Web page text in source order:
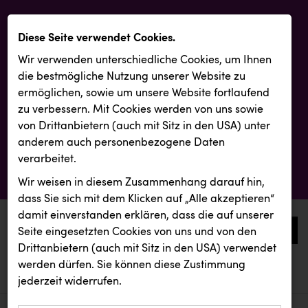
0
aktuelle aussendungen
aktuelle aussendungen
Diese Seite verwendet Cookies.
Wir verwenden unterschiedliche Cookies, um Ihnen
die best­mögliche Nutzung unserer Website zu
ermöglichen, sowie um unsere Website fortlaufend
zu verbessern. Mit Cookies werden von uns sowie
von Drittanbietern (auch mit Sitz in den USA) unter
anderem auch personenbezogene Daten
verarbeitet.
Wir weisen in diesem Zusammenhang darauf hin,
dass Sie sich mit dem Klicken auf „Alle akzeptieren“
damit ein­ver­standen erklären, dass die auf unserer
Seite eingesetzten Cookies von uns und von den
Drittanbietern (auch mit Sitz in den USA) verwendet
werden dürfen. Sie können diese Zustimmung
jederzeit widerrufen.